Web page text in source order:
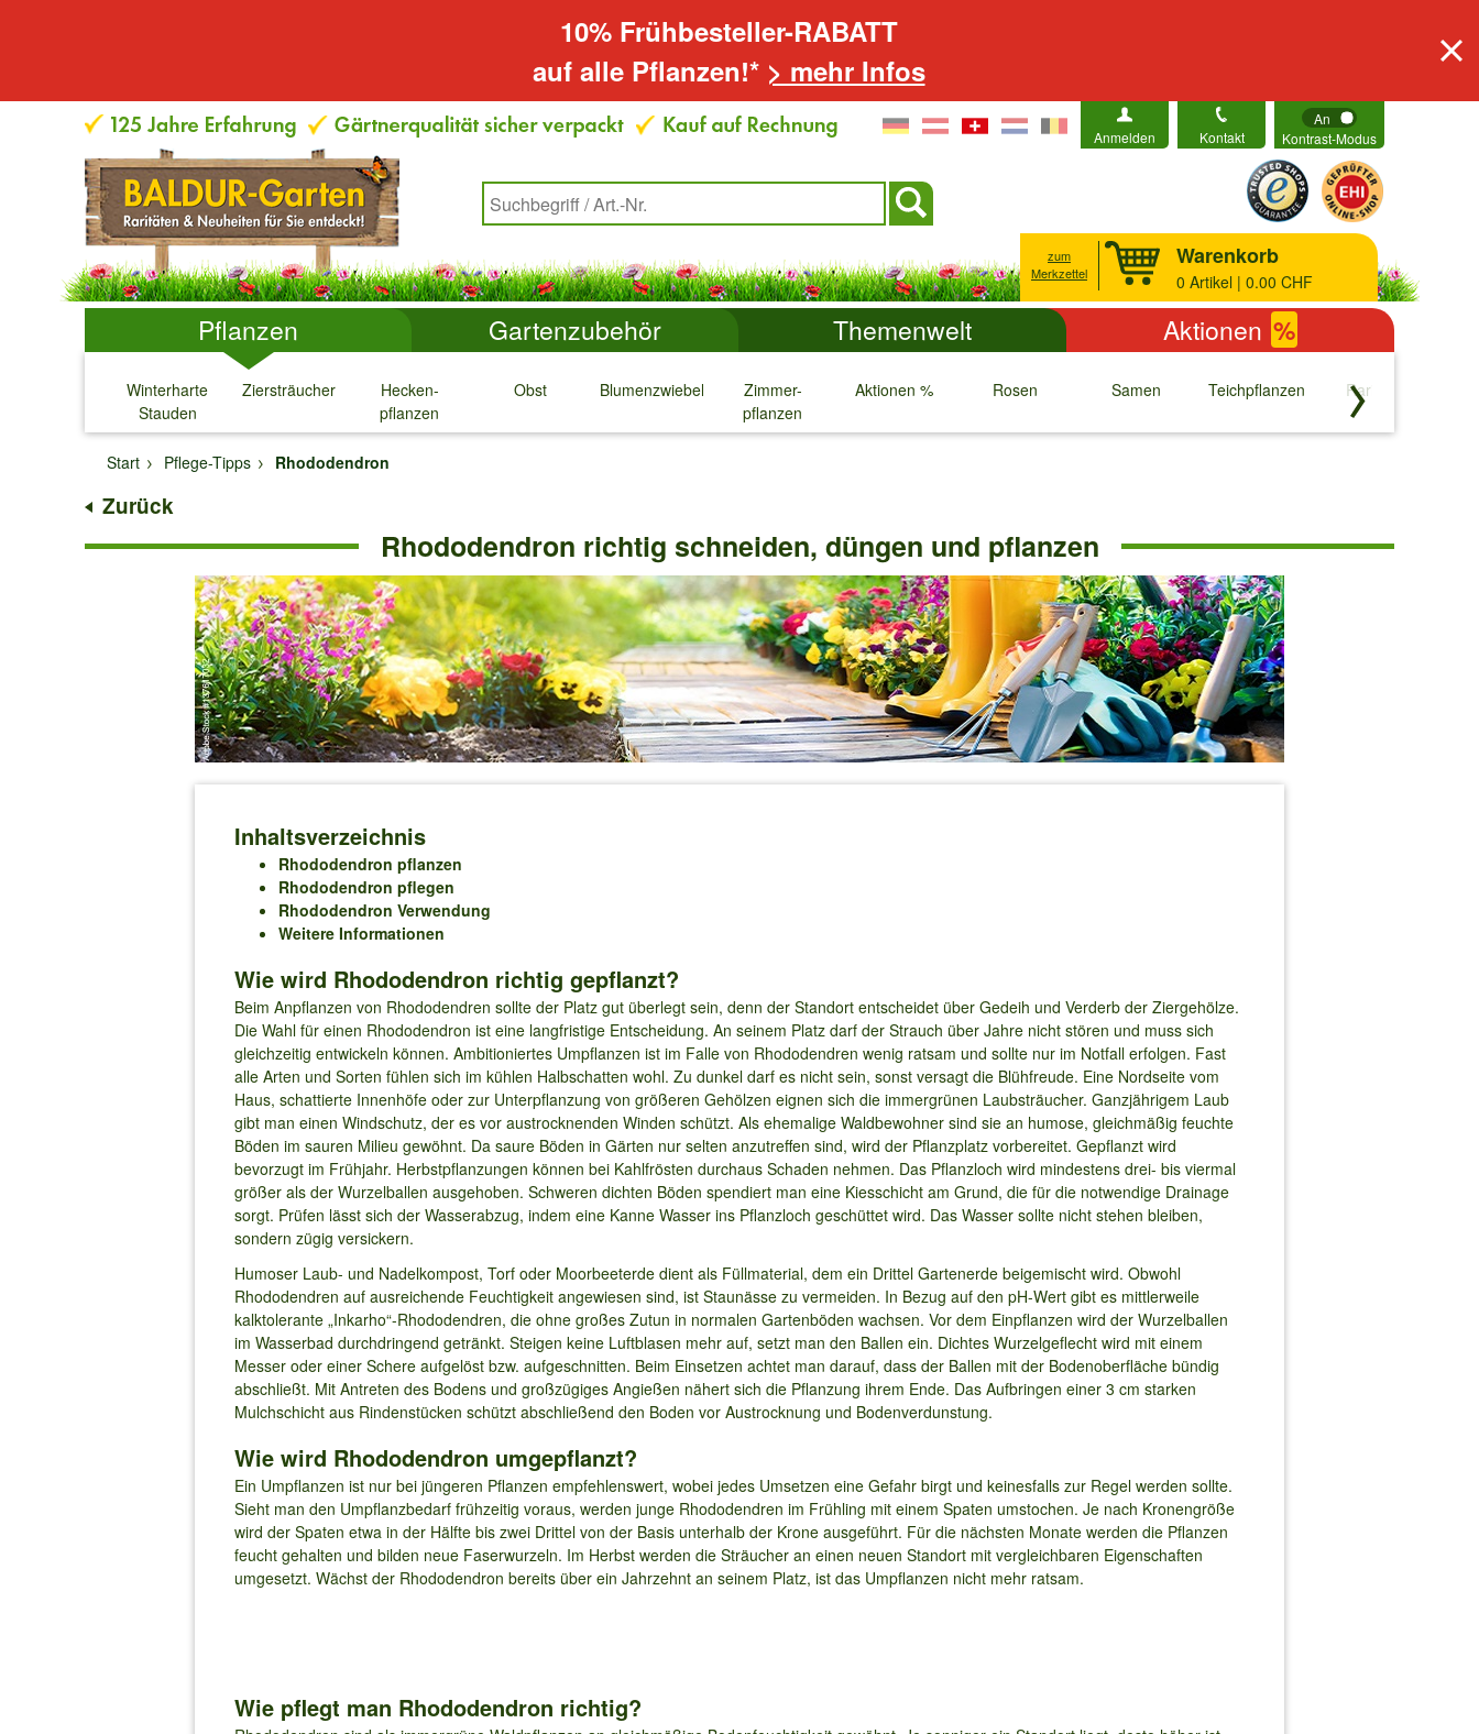
10% Frühbesteller-RABATT
auf alle Pflanzen!* > mehr Infos
Anmelden Kontakt
An
Kontrast-Modus
zum
Merkzettel
Warenkorb
0 Artikel | 0.00 CHF
Pflanzen Gartenzubehör Themenwelt Aktionen %
Winterharte
Stauden
↓
Ziersträucher
↓
Hecken-
pflanzen
↓
Obst
↓
Blumenzwiebeln
↓
Zimmer-
pflanzen
↓
Aktionen %
↓
Rosen
↓
Samen
↓
Teichpflanzen
↓
Raritäten
↓
Start
Pflege-Tipps Rhododendron
Zurück
Rhododendron richtig schneiden, düngen und pflanzen
Inhaltsverzeichnis
Rhododendron pflanzen
Rhododendron pflegen
Rhododendron Verwendung
Weitere Informationen
Wie wird Rhododendron richtig gepflanzt?
Beim Anpflanzen von Rhododendren sollte der Platz gut überlegt sein, denn der Standort entscheidet über Gedeih und Verderb der Ziergehölze.
Die Wahl für einen Rhododendron ist eine langfristige Entscheidung. An seinem Platz darf der Strauch über Jahre nicht stören und muss sich
gleichzeitig entwickeln können. Ambitioniertes Umpflanzen ist im Falle von Rhododendren wenig ratsam und sollte nur im Notfall erfolgen. Fast
alle Arten und Sorten fühlen sich im kühlen Halbschatten wohl. Zu dunkel darf es nicht sein, sonst versagt die Blühfreude. Eine Nordseite vom
Haus, schattierte Innenhöfe oder zur Unterpflanzung von größeren Gehölzen eignen sich die immergrünen Laubsträucher. Ganzjährigem Laub
gibt man einen Windschutz, der es vor austrocknenden Winden schützt. Als ehemalige Waldbewohner sind sie an humose, gleichmäßig feuchte
Böden im sauren Milieu gewöhnt. Da saure Böden in Gärten nur selten anzutreffen sind, wird der Pflanzplatz vorbereitet. Gepflanzt wird
bevorzugt im Frühjahr. Herbstpflanzungen können bei Kahlfrösten durchaus Schaden nehmen. Das Pflanzloch wird mindestens drei- bis viermal
größer als der Wurzelballen ausgehoben. Schweren dichten Böden spendiert man eine Kiesschicht am Grund, die für die notwendige Drainage
sorgt. Prüfen lässt sich der Wasserabzug, indem eine Kanne Wasser ins Pflanzloch geschüttet wird. Das Wasser sollte nicht stehen bleiben,
sondern zügig versickern.
Humoser Laub- und Nadelkompost, Torf oder Moorbeeterde dient als Füllmaterial, dem ein Drittel Gartenerde beigemischt wird. Obwohl
Rhododendren auf ausreichende Feuchtigkeit angewiesen sind, ist Staunässe zu vermeiden. In Bezug auf den pH-Wert gibt es mittlerweile
kalktolerante „Inkarho“-Rhododendren, die ohne großes Zutun in normalen Gartenböden wachsen. Vor dem Einpflanzen wird der Wurzelballen
im Wasserbad durchdringend getränkt. Steigen keine Luftblasen mehr auf, setzt man den Ballen ein. Dichtes Wurzelgeflecht wird mit einem
Messer oder einer Schere aufgelöst bzw. aufgeschnitten. Beim Einsetzen achtet man darauf, dass der Ballen mit der Bodenoberfläche bündig
abschließt. Mit Antreten des Bodens und großzügiges Angießen nähert sich die Pflanzung ihrem Ende. Das Aufbringen einer 3 cm starken
Mulchschicht aus Rindenstücken schützt abschließend den Boden vor Austrocknung und Bodenverdunstung.
Wie wird Rhododendron umgepflanzt?
Ein Umpflanzen ist nur bei jüngeren Pflanzen empfehlenswert, wobei jedes Umsetzen eine Gefahr birgt und keinesfalls zur Regel werden sollte.
Sieht man den Umpflanzbedarf frühzeitig voraus, werden junge Rhododendren im Frühling mit einem Spaten umstochen. Je nach Kronengröße
wird der Spaten etwa in der Hälfte bis zwei Drittel von der Basis unterhalb der Krone ausgeführt. Für die nächsten Monate werden die Pflanzen
feucht gehalten und bilden neue Faserwurzeln. Im Herbst werden die Sträucher an einen neuen Standort mit vergleichbaren Eigenschaften
umgesetzt. Wächst der Rhododendron bereits über ein Jahrzehnt an seinem Platz, ist das Umpflanzen nicht mehr ratsam.
Wie pflegt man Rhododendron richtig?